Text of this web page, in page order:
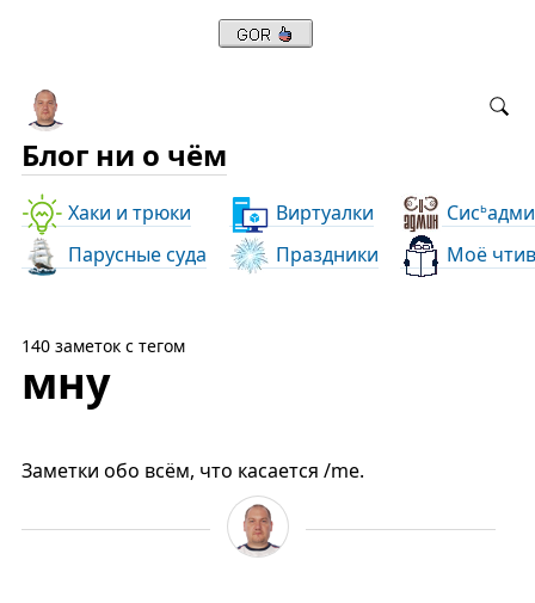
Блог ни о чём
Хаки и трюки Виртуалки Сись
Парусные суда
Праздники Моё
140 заметок с тегом
мну
Заметки обо всём, что касается /me.